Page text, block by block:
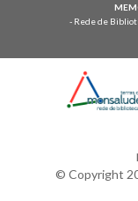
- Rede de
© Copyright